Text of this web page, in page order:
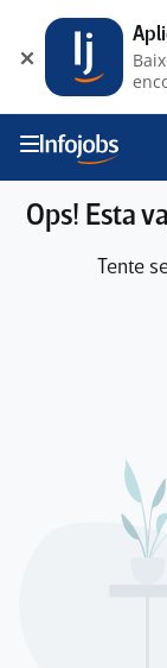
Ops! Esta
Tente